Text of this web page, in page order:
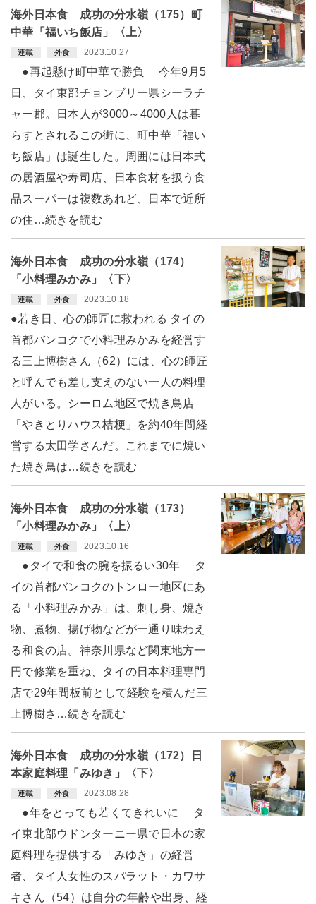
海外日本食 成功の分水嶺（175）町
中華「福いち飯店」〈上〉
連載 外食 2023.10.27
●再起懸け町中華で勝負 今年9月5
日、タイ東部チョンブリー県シーラチ
ャー郡。日本人が3000～4000人は暮
らすとされるこの街に、町中華「福い
ち飯店」は誕生した。周囲には日本式
の居酒屋や寿司店、日本食材を扱う食
品スーパーは複数あれど、日本で近所
の住…続きを読む
海外日本食 成功の分水嶺（174）
「小料理みかみ」〈下〉
連載 外食 2023.10.18
●若き日、心の師匠に救われる タイの
首都バンコクで小料理みかみを経営す
る三上博樹さん（62）には、心の師匠
と呼んでも差し支えのない一人の料理
人がいる。シーロム地区で焼き鳥店
「やきとりハウス桔梗」を約40年間経
営する太田学さんだ。これまでに焼い
た焼き鳥は…続きを読む
海外日本食 成功の分水嶺（173）
「小料理みかみ」〈上〉
連載 外食 2023.10.16
●タイで和食の腕を振るい30年 タ
イの首都バンコクのトンロー地区にあ
る「小料理みかみ」は、刺し身、焼き
物、煮物、揚げ物などが一通り味わえ
る和食の店。神奈川県など関東地方一
円で修業を重ね、タイの日本料理専門
店で29年間板前として経験を積んだ三
上博樹さ…続きを読む
海外日本食 成功の分水嶺（172）日
本家庭料理「みゆき」〈下〉
連載 外食 2023.08.28
●年をとっても若くてきれいに タ
イ東北部ウドンターニー県で日本の家
庭料理を提供する「みゆき」の経営
者、タイ人女性のスパラット・カワサ
キさん（54）は自分の年齢や出身、経